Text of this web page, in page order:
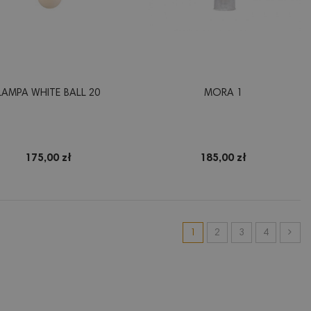
WHITE BALL 20
175,00 zł
MORA 1
185,00 zł
1 2 3 4